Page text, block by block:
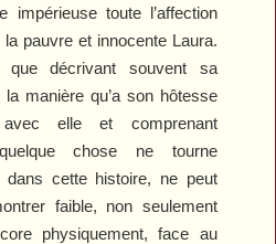
impérieuse toute l’affection
la pauvre et innocente Laura.
que décrivant souvent sa
manière qu’a son hôtesse
elle et comprenant
chose ne tourne
dans cette histoire, ne peut
faible, non seulement
physiquement, face au